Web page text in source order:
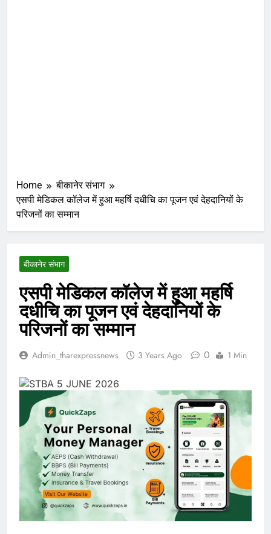
Home
बीकानेर संभाग
एसपी मेडिकल कॉलेज में हुआ महर्षि दधीचि का पूजन एवं देहदानियों के
परिजनों का सम्मान
बीकानेर संभाग
एसपी मेडिकल कॉलेज में हुआ महर्षि
दधीचि का पूजन एवं देहदानियों के
परिजनों का सम्मान
Admin_tharexpressnews 3 Years Ago 0 1 Min